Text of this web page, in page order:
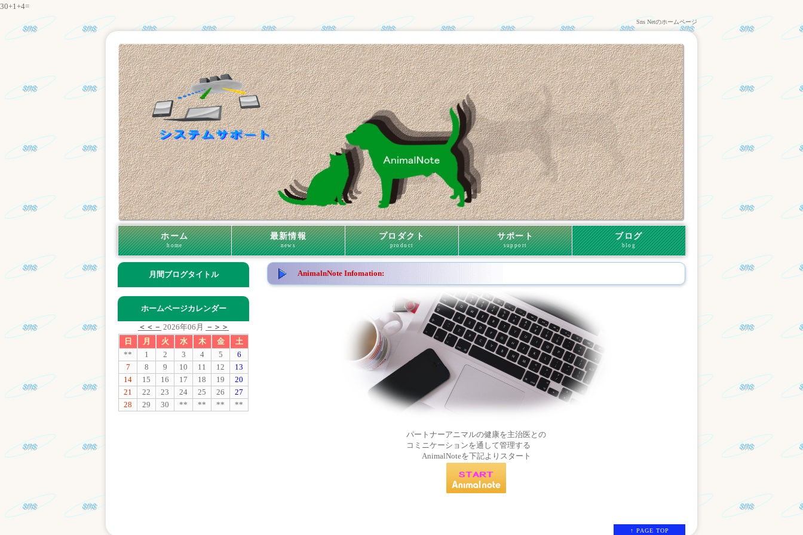
30+1+4=
Sns Netのホームページ
ホーム
home
最新情報
news
プロダクト
product
サポート
support
ブログ
blog
AnimalnNote Infomation:
パートナーアニマルの健康を主治医との
コミニケーションを通して管理する
AnimalNoteを下記よりスタート
月間ブログタイトル
ホームページカレンダー
＜＜－ 2026年06月
－＞＞
日
月 火 水 木 金
土
**
1 2 3 4 5
6
7
8 9 10 11 12
13
14
15 16 17 18 19
20
21
22 23 24 25 26
27
28
29 30 ** ** ** **
↑ PAGE TOP